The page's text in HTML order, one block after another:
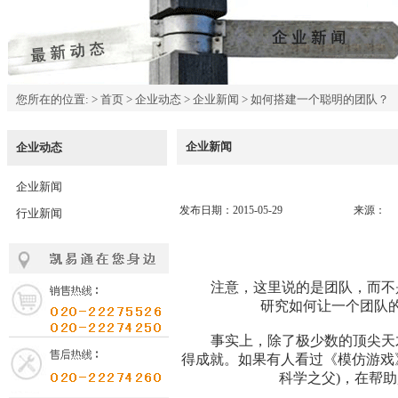
您所在的位置: > 首页 > 企业动态 > 企业新闻 > 如何搭建一个聪明的团队？
企业动态
企业新闻
行业新闻
企业新闻
发布日期：2015-05-29 来源：
注意，这里说的是团队，而不
研究如何让一个团队
事实上，除了极少数的顶尖天
得成就。如果有人看过《模仿游戏
科学之父)，在帮